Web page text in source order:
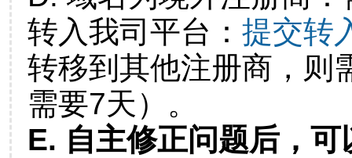
转入我司平台： 提交转
转移到其他注册商，则
需要7天）。
E. 自主修正问题后，可